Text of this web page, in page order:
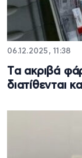
06.12.2025, 11:38
Tα ακριβά
διατίθενται